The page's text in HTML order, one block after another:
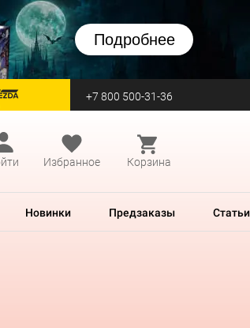
Подробнее
перейти на Zvezda +7 800 500-31-36
Избранное Корзина
Новинки Предзаказы Статьи